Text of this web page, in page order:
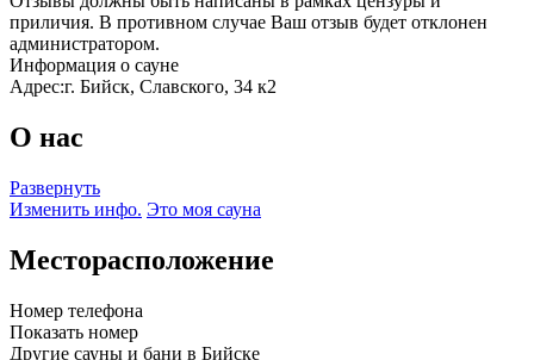
приличия. В противном случае Ваш отзыв будет отклонен
администратором.
Информация о сауне
Адрес:г. Бийск, Славского, 34 к2
О нас
Развернуть
Изменить инфо. Это моя сауна
Месторасположение
Номер телефона
Показать номер
Другие сауны и бани в Бийске